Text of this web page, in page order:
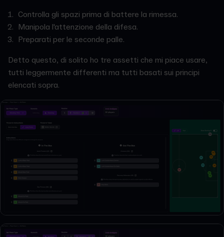
Controlla gli spazi prima di battere la rimessa.
Manipola l'attenzione della difesa.
Preparati per le seconde palle.
Detto questo, di solito ho tre assetti che mi piace usare,
tutti leggermente differenti ma tutti basati sui principi
elencati sopra.